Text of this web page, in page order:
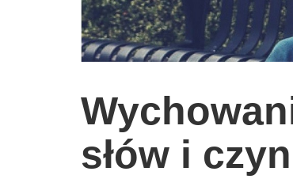
zabawy dla dzieci
Odżywianie
sposób na życie
zrób to samsłów i